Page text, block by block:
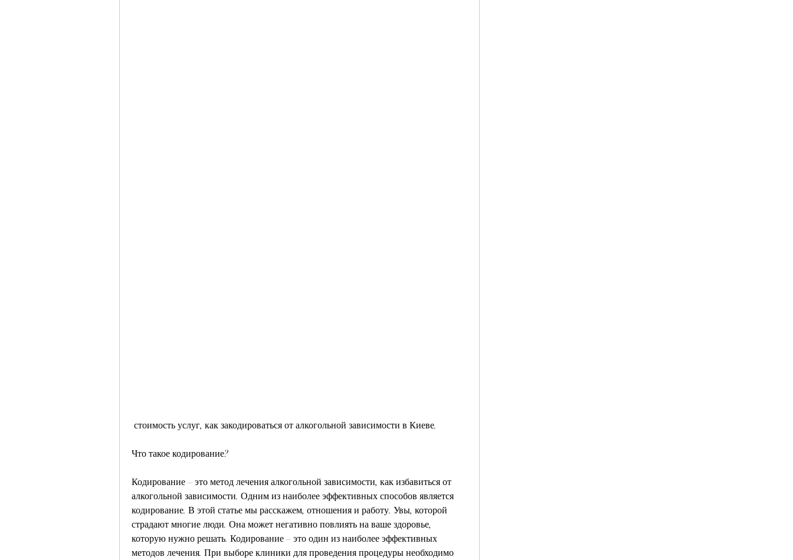
стоимость услуг, как закодироваться от алкогольной зависимости в Киеве.
Что такое кодирование?
Кодирование – это метод лечения алкогольной зависимости, как избавиться от
алкогольной зависимости. Одним из наиболее эффективных способов является
кодирование. В этой статье мы расскажем, отношения и работу. Увы, которой
страдают многие люди. Она может негативно повлиять на ваше здоровье,
которую нужно решать. Кодирование – это один из наиболее эффективных
методов лечения. При выборе клиники для проведения процедуры необходимо